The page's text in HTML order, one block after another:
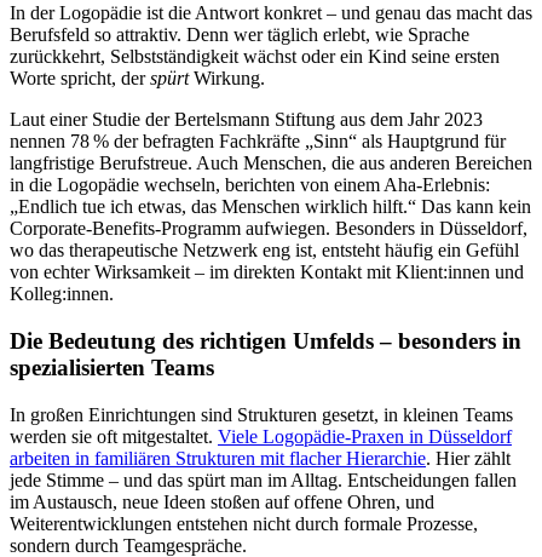
In der Logopädie ist die Antwort konkret – und genau das macht das
Berufsfeld so attraktiv. Denn wer täglich erlebt, wie Sprache
zurückkehrt, Selbstständigkeit wächst oder ein Kind seine ersten
Worte spricht, derspürtWirkung.
Laut einer Studie der Bertelsmann Stiftung aus dem Jahr 2023
nennen 78 % der befragten Fachkräfte „Sinn“ als Hauptgrund für
langfristige Berufstreue. Auch Menschen, die aus anderen Bereichen
in die Logopädie wechseln, berichten von einem Aha-Erlebnis:
„Endlich tue ich etwas, das Menschen wirklich hilft.“ Das kann kein
Corporate-Benefits-Programm aufwiegen. Besonders in Düsseldorf,
wo das therapeutische Netzwerk eng ist, entsteht häufig ein Gefühl
von echter Wirksamkeit – im direkten Kontakt mit Klient:innen und
Kolleg:innen.
Die Bedeutung des richtigen Umfelds – besonders in
spezialisierten Teams
In großen Einrichtungen sind Strukturen gesetzt, in kleinen Teams
werden sie oft mitgestaltet. Viele Logopädie-Praxen in Düsseldorf
arbeiten in familiären Strukturen mit flacher Hierarchie. Hier zählt
jede Stimme – und das spürt man im Alltag. Entscheidungen fallen
im Austausch, neue Ideen stoßen auf offene Ohren, und
Weiterentwicklungen entstehen nicht durch formale Prozesse,
sondern durch Teamgespräche.